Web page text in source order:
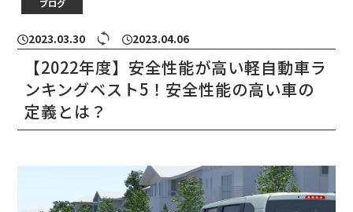
ブログ
2023.03.30 2023.04.06
【2022年度】安全性能が高い軽自動車ラ
ンキングベスト5！安全性能の高い車の
定義とは？